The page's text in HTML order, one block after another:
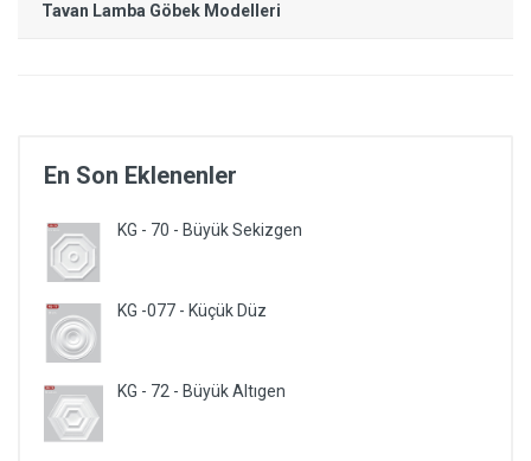
Tavan Lamba Göbek Modelleri
En Son Eklenenler
KG - 70 - Büyük Sekizgen
KG -077 - Küçük Düz
KG - 72 - Büyük Altıgen